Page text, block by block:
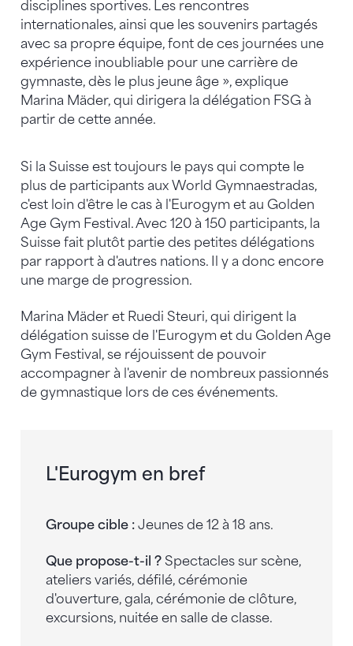
disciplines sportives. Les rencontres
internationales, ainsi que les souvenirs partagés
avec sa propre équipe, font de ces journées une
expérience inoubliable pour une carrière de
gymnaste, dès le plus jeune âge », explique
Marina Mäder, qui dirigera la délégation FSG à
partir de cette année.
Si la Suisse est toujours le pays qui compte le
plus de participants aux World Gymnaestradas,
c'est loin d'être le cas à l'Eurogym et au Golden
Age Gym Festival. Avec 120 à 150 participants, la
Suisse fait plutôt partie des petites délégations
par rapport à d'autres nations. Il y a donc encore
une marge de progression.
Marina Mäder et Ruedi Steuri, qui dirigent la
délégation suisse de l'Eurogym et du Golden Age
Gym Festival, se réjouissent de pouvoir
accompagner à l'avenir de nombreux passionnés
de gymnastique lors de ces événements.
L'Eurogym en bref
Groupe cible : Jeunes de 12 à 18 ans.
Que propose-t-il ? Spectacles sur scène,
ateliers variés, défilé, cérémonie
d'ouverture, gala, cérémonie de clôture,
excursions, nuitée en salle de classe.